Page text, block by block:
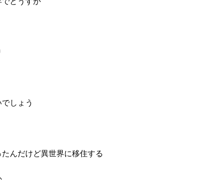
しょう
んだけど異世界に移住する